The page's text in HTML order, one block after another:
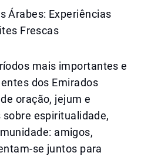
Árabes: Experiências
Frescas
mais importantes e
dos Emirados
oração, jejum e
espiritualidade,
amigos,
se juntos para